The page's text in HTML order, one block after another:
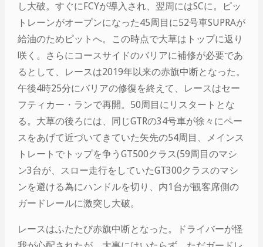
し大破。すぐにFCYが導入され、翌周にはSCに。ピッ
トレーンがオープンになった45周目に52号車SUPRAが
給油のためピットへ。この時点で大草はトップに返り
咲く。さらにコースサイドのバリアに補修が必要であ
るとして、レースは2019年以来の赤旗中断となった。
午後4時25分にバリアの修復を終えて、レースはセー
フティカー・ランで再開。50周目にリスタートとな
る。大草の後ろには、同じGTRの34号車が徐々にペー
スをあげて近づいてきていた矢先の54周目、メインス
トレートでトップを争うGT500クラス(59周目のマシ
ン3台が、スロー走行をしていたGT300クラスのマシ
ンを避ける為にハンドルを切り、内1台が観客席側の
ガードレールに激突し大破。
レースはふたたび赤旗中断となった。ドライバーが怪